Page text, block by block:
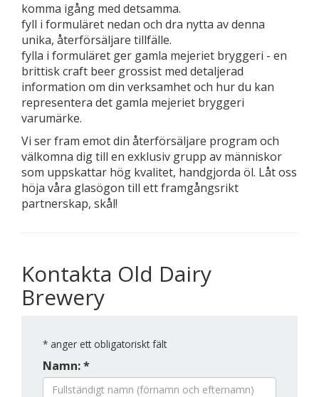
komma igång med detsamma.
fyll i formuläret nedan och dra nytta av denna
unika, återförsäljare tillfälle.
fylla i formuläret ger gamla mejeriet bryggeri - en
brittisk craft beer grossist med detaljerad
information om din verksamhet och hur du kan
representera det gamla mejeriet bryggeri
varumärke.
Vi ser fram emot din återförsäljare program och
välkomna dig till en exklusiv grupp av människor
som uppskattar hög kvalitet, handgjorda öl. Låt oss
höja våra glasögon till ett framgångsrikt
partnerskap, skål!
Kontakta Old Dairy
Brewery
* anger ett obligatoriskt fält
Namn: *